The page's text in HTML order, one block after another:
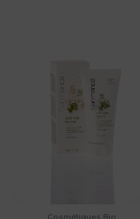
Cosmétiques Bio